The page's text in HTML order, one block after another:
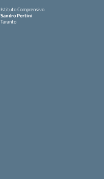
Istituto Comprensivo
Sandro Pertini
Taranto